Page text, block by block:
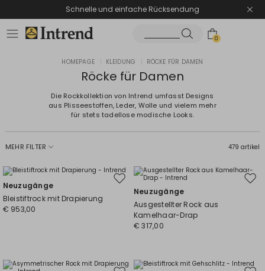
Schnelle und einfache Rücksendung
0
HOMEPAGE KLEIDUNG RÖCKE FÜR DAMEN
Röcke für Damen
Die Rockkollektion von Intrend umfasst Designs
aus Plisseestoffen, Leder, Wolle und vielem mehr
für stets tadellose modische Looks.
MEHR FILTER 479 artikel
Auf
Wunschliste
Neuzugänge
Bleistiftrock mit Drapierung
€ 953,00
Auf
Neuzugänge
Ausgestellter Rock aus
Kamelhaar-Drap
€ 317,00